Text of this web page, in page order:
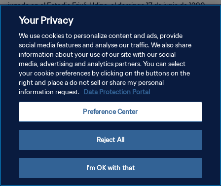
jugado en el Estadio Friuli, Udine, el domingo 17 de junio de 1990.
POLÍTICA DE PRIVACIDAD
TÉRMINOS DE SERVICIO
AJUSTAR LA CONFIGURACIÓN DE LAS COOKIES
Your Privacy
We use cookies to personalize content and ads, provide
social media features and analyse our traffic. We also share
information about your use of our site with our social
media, advertising and analytics partners. You can select
your cookie preferences by clicking on the buttons on the
right and place a do not sell or share my personal
information request. Data Protection Portal
Preference Center
Reject All
I'm OK with that